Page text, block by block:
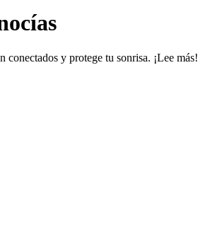
conectados y protege tu sonrisa. ¡Lee más!